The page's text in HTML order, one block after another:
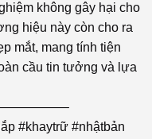
không gây hại cho
hiệu này còn cho ra
mắt, mang tính tiện
cầu tin tưởng và lựa
#khaytrữ #nhậtbản